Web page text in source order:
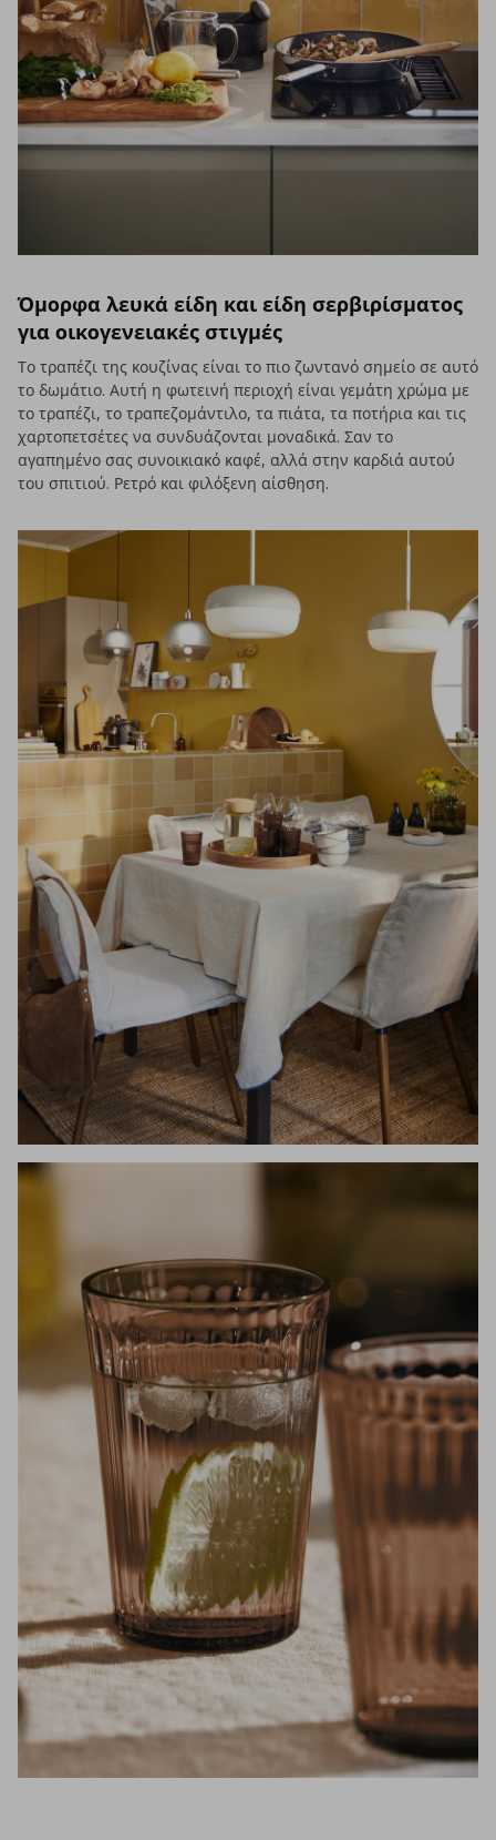
Όμορφα λευκά είδη και είδη σερβιρίσματος
για οικογενειακές στιγμές
Το τραπέζι της κουζίνας είναι το πιο ζωντανό σημείο σε αυτό
το δωμάτιο. Αυτή η φωτεινή περιοχή είναι γεμάτη χρώμα με
το τραπέζι, το τραπεζομάντιλο, τα πιάτα, τα ποτήρια και τις
χαρτοπετσέτες να συνδυάζονται μοναδικά. Σαν το
αγαπημένο σας συνοικιακό καφέ, αλλά στην καρδιά αυτού
του σπιτιού. Ρετρό και φιλόξενη αίσθηση.